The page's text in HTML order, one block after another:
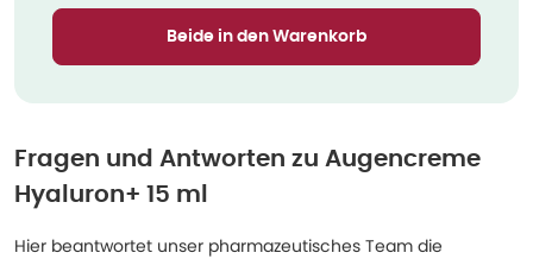
Beide in den Warenkorb
Fragen und Antworten zu Augencreme
Hyaluron+ 15 ml
Hier beantwortet unser pharmazeutisches Team die